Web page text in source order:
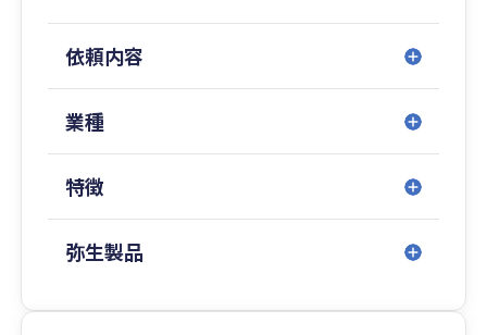
識とコミュニケーション能力を兼ね備えた人材
が、中小企業向けに税務サービスを展開する稀有
な税理士法人です。
入支援」「大企業の税務顧問」などを得意として
おり、中でも資金調達は、社会保険労務士法人併
設のため、融資や補助金から助成金までワンスト
依頼内容
業種
特徴
弥生製品